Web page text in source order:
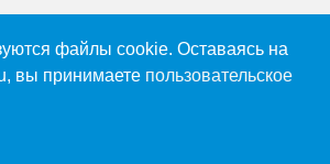
файлы cookie. Оставаясь на
вы принимаете пользовательское